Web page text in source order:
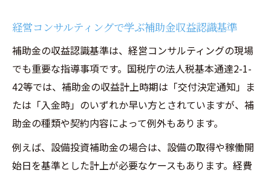
補助金収入を法人経営に活かす方法
経営コンサルティングが伝える会計基礎解
説
法人税と補助金収入計上の関連性とは
経営コンサルティングで学ぶ補助金収益認識基準
補助金の収益認識基準は、経営コンサルティングの現場
でも重要な指導事項です。国税庁の法人税基本通達2-1-
42等では、補助金の収益計上時期は「交付決定通知」ま
たは「入金時」のいずれか早い方とされていますが、補
助金の種類や契約内容によって例外もあります。
例えば、設備投資補助金の場合は、設備の取得や稼働開
始日を基準とした計上が必要なケースもあります。経費